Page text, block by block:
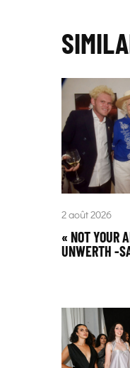
2 août 2026
« NOT YOUR
UNWERTH -